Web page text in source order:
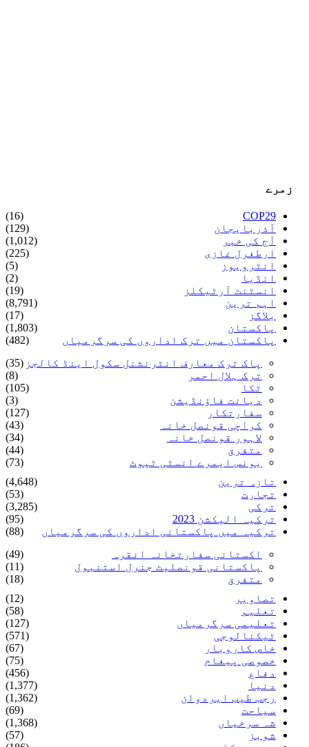
زمرے
COP29
(16)
آذربایجان
(129)
آج کی خبر
(1,012)
ارطغرل غازی
(225)
انٹرویوز
(5)
انڈیا
(2)
انسٹنٹ آرٹیکلز
(19)
اہم ترین
(8,791)
بلاگز
(17)
پاکستان
(1,803)
پاکستان میں ترک اداروں کی سرگرمیاں
(482)
پاک ترک معارف انٹرنشنل سکول اینڈ کالجز (35)
ترک ہلال احمر
(8)
ٹکا
(105)
دیانت فاؤنڈیشن
(3)
سفارتکار
(127)
کراچی قونصل خانہ
(43)
لاہور قونصل خانہ
(34)
متفرق
(44)
یونس ایمرے انسٹی ٹیوٹ
(73)
تازہ ترین
(4,648)
تجارت
(53)
ترکی
(3,285)
ترکیہ الیکشن 2023
(95)
ترکیہ میں پاکستانی اداروں کی سرگرمیاں
(88)
اکستانی سفارتخانہ انقرہ
(49)
پاکستانی قونصلیٹ جنرل استنبول
(11)
متفرق
(18)
تصاویر
(12)
تعلیم
(58)
تعلیمی سرگرمیاں
(127)
ٹیکنالوجی
(571)
خاص کاروبار
(67)
خصوصی پیغام
(75)
دفاع
(456)
دنیا
(1,377)
رجب طیب ایردوان
(1,362)
سیاحت
(69)
شہ سرخیاں
(1,368)
شوبز
(57)